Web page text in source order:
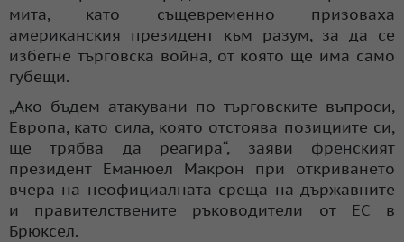
мита, като същевременно призоваха
американския президент към разум, за да се
избегне търговска война, от която ще има само
губещи.
„Ако бъдем атакувани по търговските въпроси,
Европа, като сила, която отстоява позициите си,
ще трябва да реагира“, заяви френският
президент Еманюел Макрон при откриването
вчера на неофициалната среща на държавните
и правителствените ръководители от ЕС в
Брюксел.